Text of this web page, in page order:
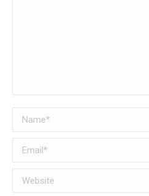
Name *
Email *
Website